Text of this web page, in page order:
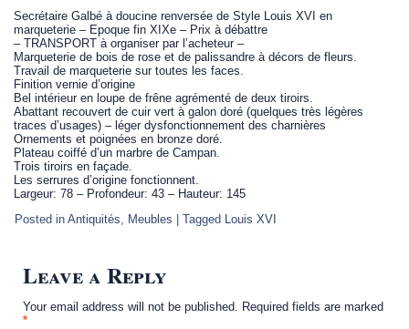
Secrétaire Galbé à doucine renversée de Style Louis XVI en
marqueterie – Epoque fin XIXe – Prix à débattre
– TRANSPORT à organiser par l’acheteur –
Marqueterie de bois de rose et de palissandre à décors de fleurs.
Travail de marqueterie sur toutes les faces.
Finition vernie d’origine
Bel intérieur en loupe de frêne agrémenté de deux tiroirs.
Abattant recouvert de cuir vert à galon doré (quelques très légères
traces d’usages) – léger dysfonctionnement des charnières
Ornements et poignées en bronze doré.
Plateau coiffé d’un marbre de Campan.
Trois tiroirs en façade.
Les serrures d’origine fonctionnent.
Largeur: 78 – Profondeur: 43 – Hauteur: 145
Posted in Antiquités, Meubles |Tagged Louis XVI
Leave a Reply
Your email address will not be published. Required fields are marked
*